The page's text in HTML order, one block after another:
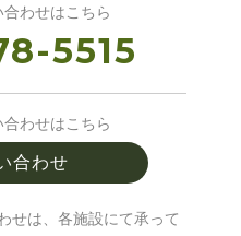
わせはこちら
5515
わせはこちら
合わせ
せは、各施設にて承って